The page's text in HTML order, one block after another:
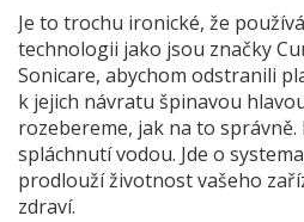
Je to trochu ironické, že
technologii jako jsou značky
Sonicare, abychom odstranili
k jejich návratu špinavou
rozebereme, jak na to správně.
spláchnutí vodou. Jde o
prodlouží životnost vašeho
zdraví.